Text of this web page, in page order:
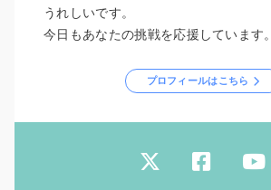
うれしいです。
今日もあなたの挑戦を応援しています。
プロフィールはこちら